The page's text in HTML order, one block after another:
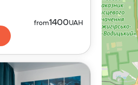
from1400UAH